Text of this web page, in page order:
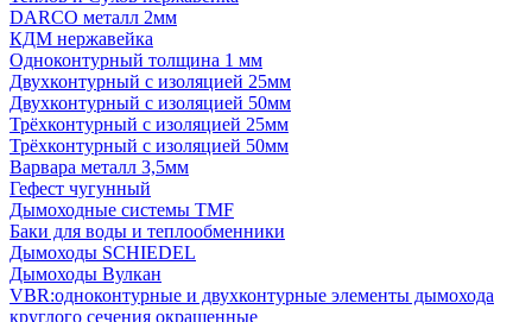
DARCO металл 2мм
КДМ нержавейка
Одноконтурный толщина 1 мм
Двухконтурный с изоляцией 25мм
Двухконтурный с изоляцией 50мм
Трёхконтурный с изоляцией 25мм
Трёхконтурный с изоляцией 50мм
Варвара металл 3,5мм
Гефест чугунный
Дымоходные системы TMF
Баки для воды и теплообменники
Дымоходы SCHIEDEL
Дымоходы Вулкан
VBR:одноконтурные и двухконтурные элементы дымохода
круглого сечения окрашенные